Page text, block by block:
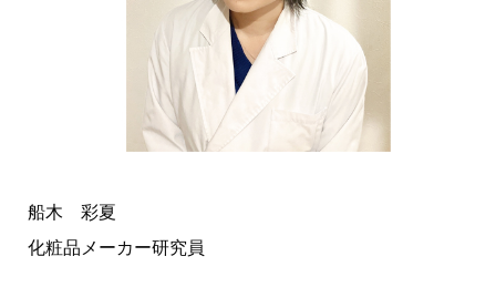
船木 彩夏
化粧品メーカー研究員